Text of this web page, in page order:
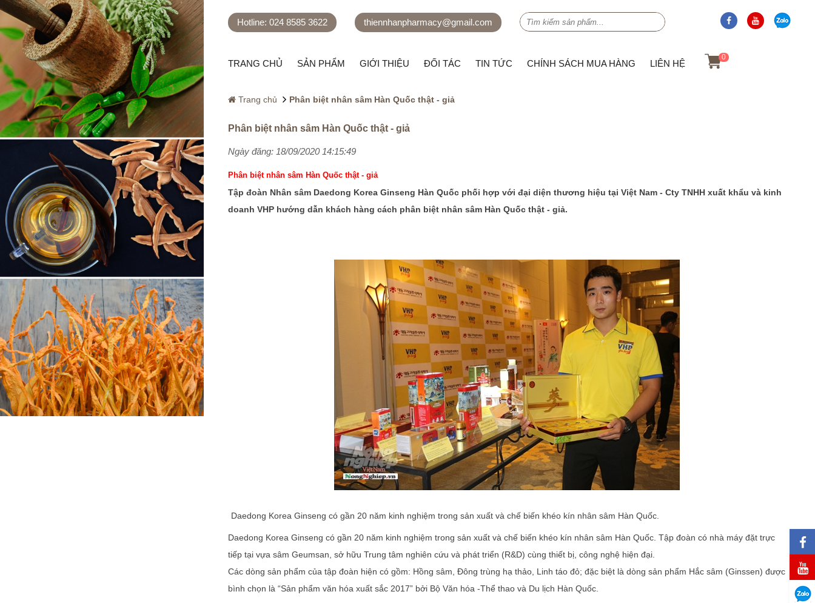
Hotline: 024 8585 3622 thiennhanpharmacy@gmail.com
TRANG CHỦ SẢN PHẨM GIỚI THIỆU ĐỐI TÁC TIN TỨC CHÍNH SÁCH MUA HÀNG LIÊN HỆ
0
Trang chủ Phân biệt nhân sâm Hàn Quốc thật - giả
Phân biệt nhân sâm Hàn Quốc thật - giả
Ngày đăng: 18/09/2020 14:15:49
Phân biệt nhân sâm Hàn Quốc thật - giả
Tập đoàn Nhân sâm Daedong Korea Ginseng Hàn Quốc phối hợp với đại diện thương hiệu tại Việt Nam - Cty TNHH xuất khẩu và kinh
doanh VHP hướng dẫn khách hàng cách phân biệt nhân sâm Hàn Quốc thật - giả.
Daedong Korea Ginseng có gần 20 năm kinh nghiệm trong sản xuất và chế biến khéo kín nhân sâm Hàn Quốc.
Daedong Korea Ginseng có gần 20 năm kinh nghiệm trong sản xuất và chế biến khéo kín nhân sâm Hàn Quốc. Tập đoàn có nhà máy đặt trực
tiếp tại vựa sâm Geumsan, sở hữu Trung tâm nghiên cứu và phát triển (R&D) cùng thiết bị, công nghệ hiện đại.
Các dòng sản phẩm của tập đoàn hiện có gồm: Hồng sâm, Đông trùng hạ thảo, Linh táo đỏ; đặc biệt là dòng sản phẩm Hắc sâm (Ginssen) được
bình chọn là “Sản phẩm văn hóa xuất sắc 2017” bởi Bộ Văn hóa -Thể thao và Du lịch Hàn Quốc.